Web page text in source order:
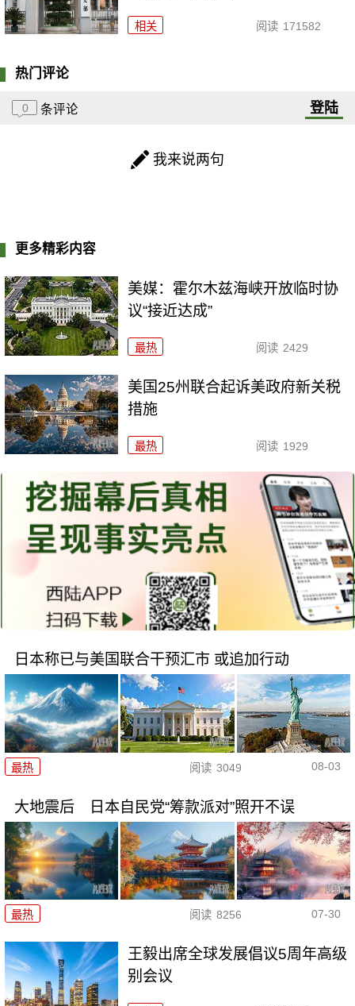
相关 阅读 171582
热门评论
0 条评论 登陆
我来说两句
更多精彩内容
美媒：霍尔木兹海峡开放临时协
议“接近达成”
最热 阅读 2429
美国25州联合起诉美政府新关税
措施
最热 阅读 1929
日本称已与美国联合干预汇市 或追加行动
最热 阅读 3049 08-03
大地震后 日本自民党“筹款派对”照开不误
最热 阅读 8256 07-30
王毅出席全球发展倡议5周年高级
别会议